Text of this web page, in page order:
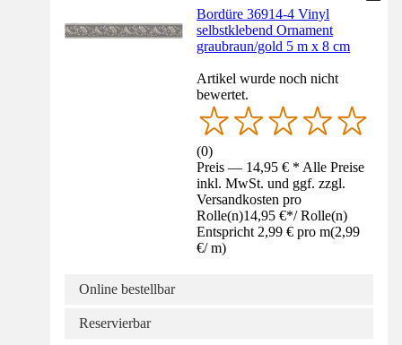
Bordüre 36914-4 Vinyl
selbstklebend Ornament
graubraun/gold 5 m x 8 cm
Artikel wurde noch nicht
bewertet.
(0)
Preis — 14,95 € * Alle Preise
inkl. MwSt. und ggf. zzgl.
Versandkosten pro
Rolle(n)14,95 €*/ Rolle(n)
Entspricht 2,99 € pro m(2,99
€/ m)
Online bestellbar
Reservierbar